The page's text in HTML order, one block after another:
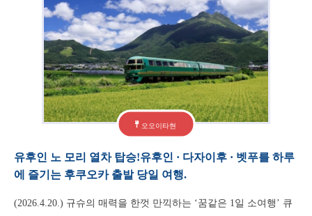
오오이타현
유후인 노 모리 열차 탑승!유후인 · 다자이후 · 벳푸를 하루
에 즐기는 후쿠오카 출발 당일 여행.
(2026.4.20.) 규슈의 매력을 한껏 만끽하는 ‘꿈같은 1일 소여행’ 큐